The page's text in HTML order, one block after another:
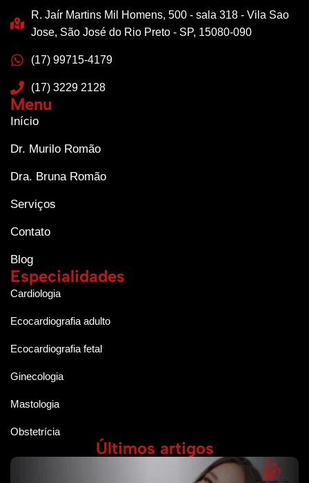
R. Jaír Martins Mil Homens, 500 - sala 318 - Vila Sao
Jose, São José do Rio Preto - SP, 15080-090
(17) 99715-4179
(17) 3229 2128
Menu
Início
Dr. Murilo Romão
Dra. Bruna Romão
Serviços
Contato
Blog
Especialidades
Cardiologia
Ecocardiografia adulto
Ecocardiografia fetal
Ginecologia
Mastologia
Obstetrícia
Últimos artigos